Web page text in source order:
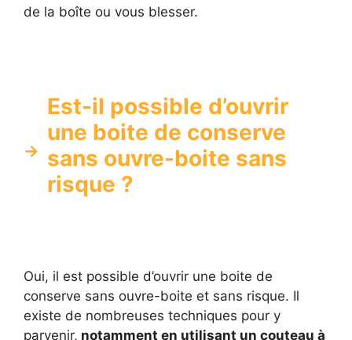
de la boîte ou vous blesser.
Est-il possible d’ouvrir
une boite de conserve
sans ouvre-boite sans
risque ?
Oui, il est possible d’ouvrir une boite de
conserve sans ouvre-boite et sans risque. Il
existe de nombreuses techniques pour y
parvenir, notamment en utilisant un couteau à